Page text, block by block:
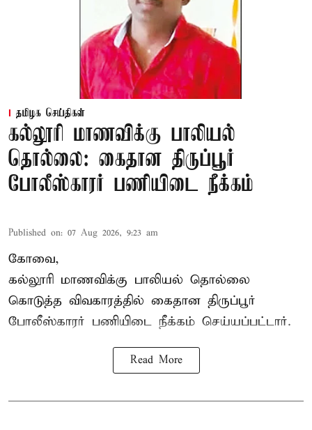
தமிழக செய்திகள்
கல்லூரி மாணவிக்கு பாலியல்
தொல்லை: கைதான திருப்பூர்
போலீஸ்காரர் பணியிடை நீக்கம்
Published on: 07 Aug 2026, 9:23 am
கோவை,
கல்லூரி மாணவிக்கு பாலியல் தொல்லை
கொடுத்த விவகாரத்தில் கைதான திருப்பூர்
போலீஸ்காரர் பணியிடை நீக்கம் செய்யப்பட்டார்.
Read More